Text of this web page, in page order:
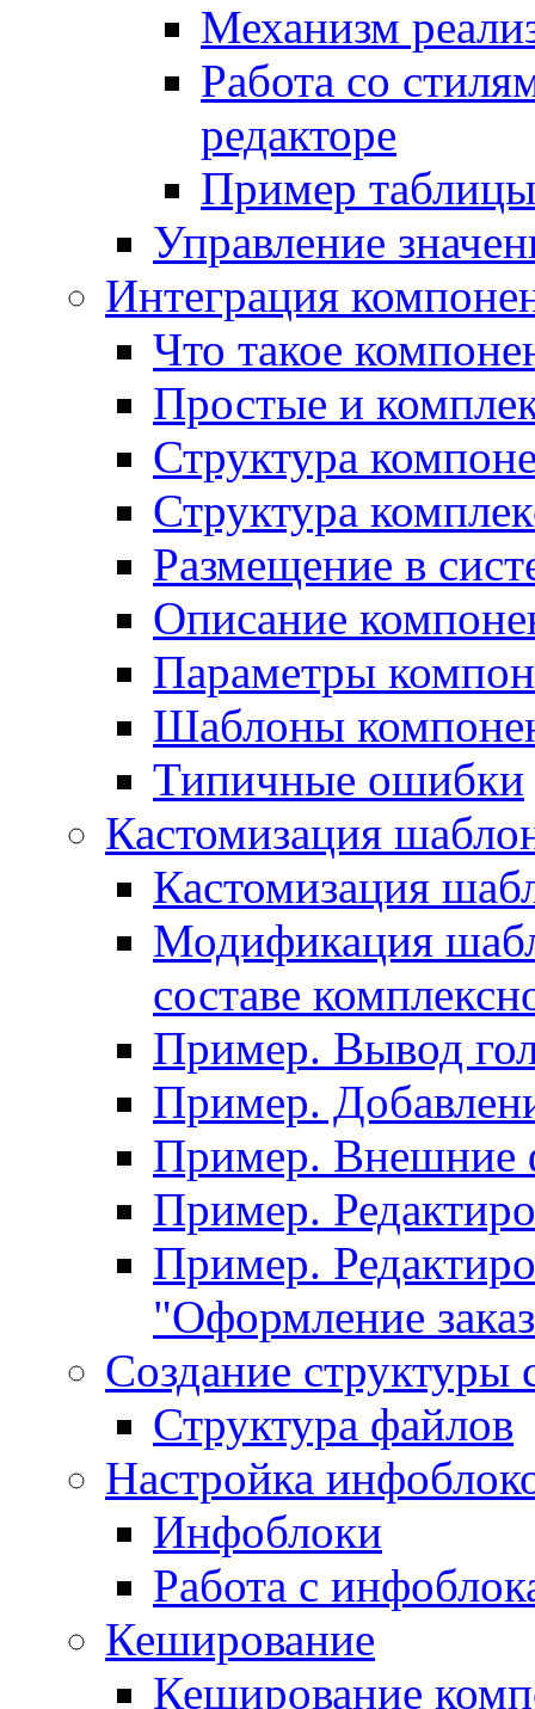
Механизм
Работа со
редакторе
Пример
Управление
Интеграция
Что такое
Простые и
Структура
Структура
Размещение в
Описание
Параметры
Шаблоны
Типичные ошибки
Кастомизация
Кастомизация
Модификация
составе
Пример. Вывод
Пример.
Пример. Внешние
Пример.
Пример.
"Оформление
Создание структуры
Структура файлов
Настройка
Инфоблоки
Работа с
Кеширование
Кеширование